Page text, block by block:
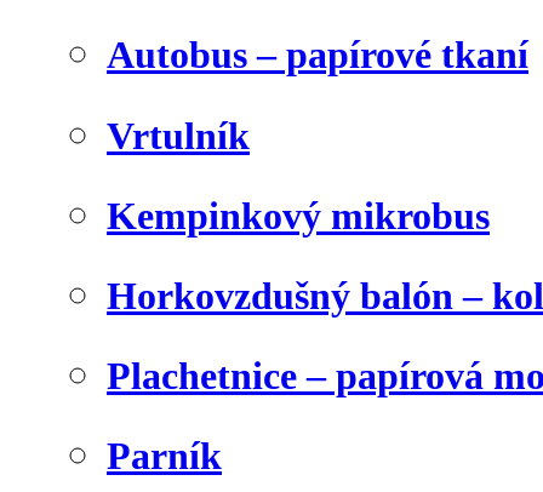
Autobus – papírové tkaní
Vrtulník
Kempinkový mikrobus
Horkovzdušný balón –
Plachetnice – papírová
Parník